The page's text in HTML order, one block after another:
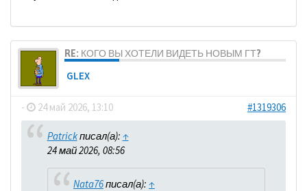
RE: КОГО ВЫ ХОТЕЛИ ВИДЕТЬ НОВЫМ ГТ?
GLEX
- 24 май 2026, 13:10 #1319306
Patrickписал(а): ↑
24 май 2026, 08:56
Nata76писал(а): ↑